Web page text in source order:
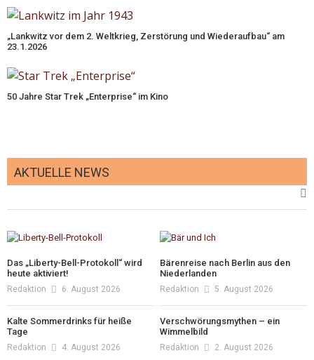
„Lankwitz vor dem 2. Weltkrieg, Zerstörung und Wiederaufbau“ am
23.1.2026
50 Jahre Star Trek „Enterprise“ im Kino
AKTUELLE NEWS
Das „Liberty-Bell-Protokoll“ wird
heute aktiviert!
Redaktion 6. August 2026
Bärenreise nach Berlin aus den
Niederlanden
Redaktion 5. August 2026
Kalte Sommerdrinks für heiße
Tage
Redaktion 4. August 2026
Verschwörungsmythen – ein
Wimmelbild
Redaktion 2. August 2026